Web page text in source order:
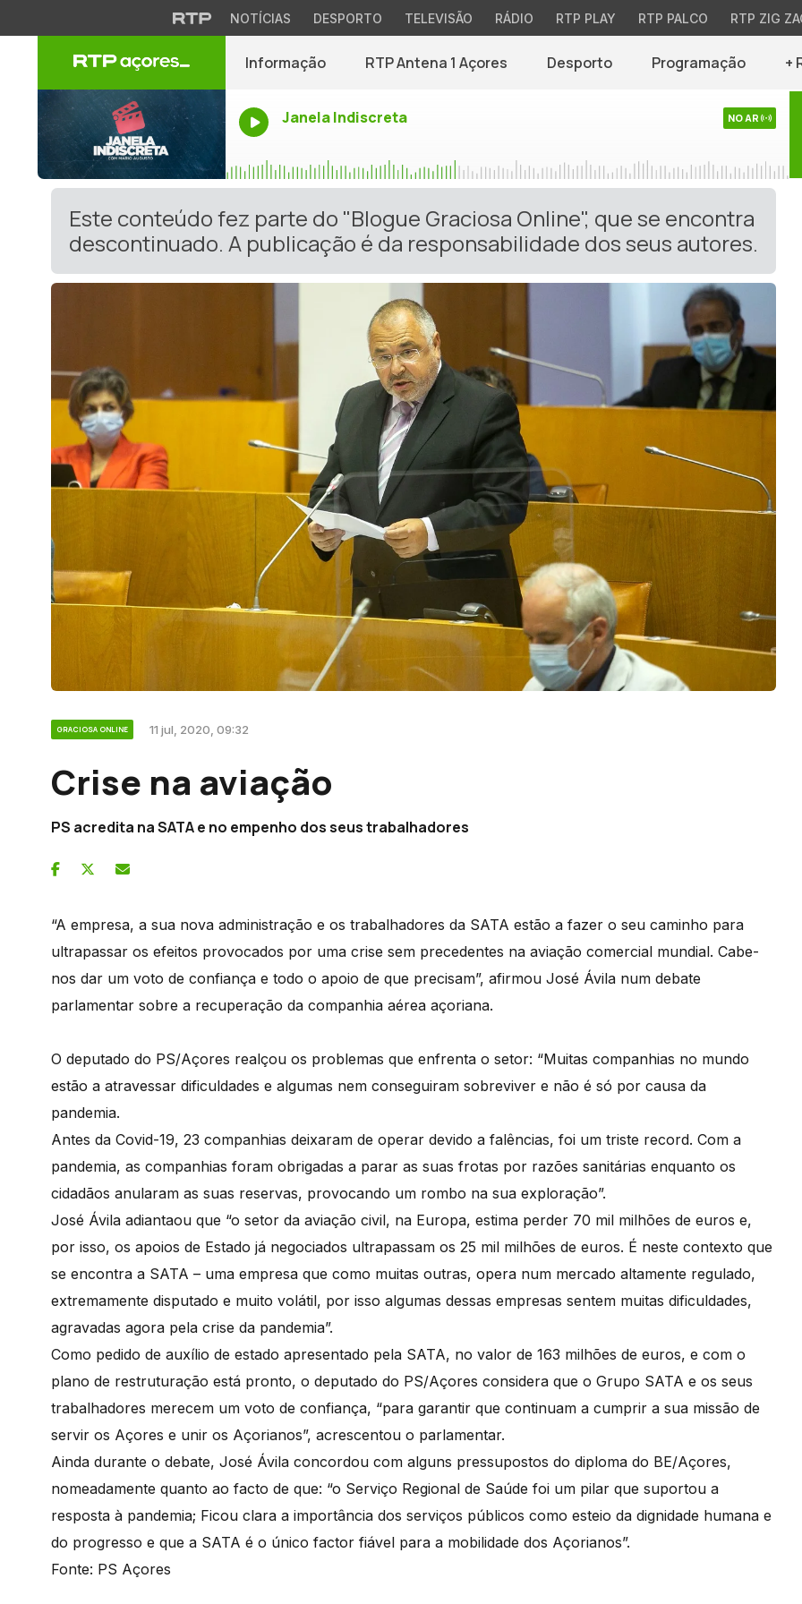
NOTÍCIAS DESPORTO TELEVISÃO RÁDIO RTP PLAY RTP PALCO RTP ZIG
Informação RTP Antena 1 Açores Desporto Programação +
Janela Indiscreta NO AR
Este conteúdo fez parte do "Blogue Graciosa Online", que se encontra
descontinuado. A publicação é da responsabilidade dos seus autores.
GRACIOSA ONLINE 11 jul, 2020, 09:32
Crise na aviação
PS acredita na SATA e no empenho dos seus trabalhadores
“A empresa, a sua nova administração e os trabalhadores da SATA estão a fazer o seu caminho para
ultrapassar os efeitos provocados por uma crise sem precedentes na aviação comercial mundial. Cabe-
nos dar um voto de confiança e todo o apoio de que precisam”, afirmou José Ávila num debate
parlamentar sobre a recuperação da companhia aérea açoriana.
O deputado do PS/Açores realçou os problemas que enfrenta o setor: “Muitas companhias no mundo
estão a atravessar dificuldades e algumas nem conseguiram sobreviver e não é só por causa da
pandemia.
Antes da Covid-19, 23 companhias deixaram de operar devido a falências, foi um triste record. Com a
pandemia, as companhias foram obrigadas a parar as suas frotas por razões sanitárias enquanto os
cidadãos anularam as suas reservas, provocando um rombo na sua exploração”.
José Ávila adiantaou que “o setor da aviação civil, na Europa, estima perder 70 mil milhões de euros e,
por isso, os apoios de Estado já negociados ultrapassam os 25 mil milhões de euros. É neste contexto que
se encontra a SATA – uma empresa que como muitas outras, opera num mercado altamente regulado,
extremamente disputado e muito volátil, por isso algumas dessas empresas sentem muitas dificuldades,
agravadas agora pela crise da pandemia”.
Como pedido de auxílio de estado apresentado pela SATA, no valor de 163 milhões de euros, e com o
plano de restruturação está pronto, o deputado do PS/Açores considera que o Grupo SATA e os seus
trabalhadores merecem um voto de confiança, “para garantir que continuam a cumprir a sua missão de
servir os Açores e unir os Açorianos”, acrescentou o parlamentar.
Ainda durante o debate, José Ávila concordou com alguns pressupostos do diploma do BE/Açores,
nomeadamente quanto ao facto de que: “o Serviço Regional de Saúde foi um pilar que suportou a
resposta à pandemia; Ficou clara a importância dos serviços públicos como esteio da dignidade humana e
do progresso e que a SATA é o único factor fiável para a mobilidade dos Açorianos”.
Fonte: PS Açores